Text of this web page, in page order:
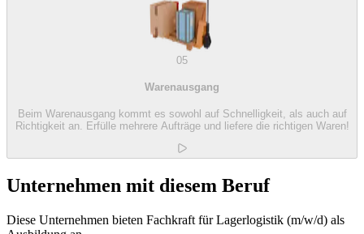
05
Warenausgang
Beim Warenausgang kommt es sowohl auf Schnelligkeit, als auch auf
Richtigkeit an. Erfülle mehrere Aufträge und liefere die richtigen Waren!
Unternehmen mit diesem Beruf
Diese Unternehmen bieten Fachkraft für Lagerlogistik (m/w/d) als